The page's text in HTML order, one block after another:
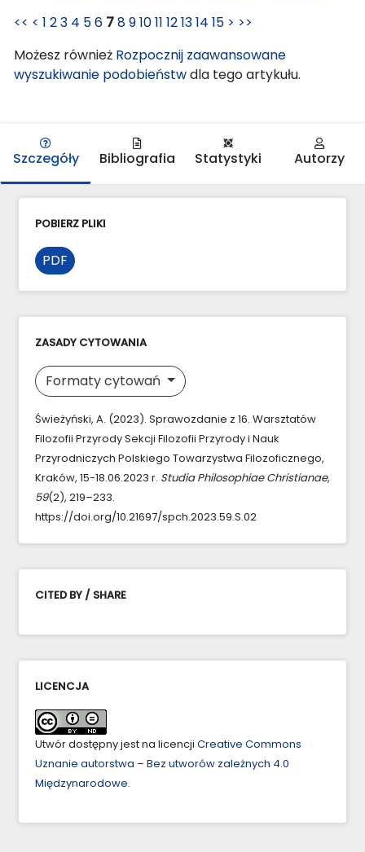
<< < 1 23 4 56 7891011 121314 15 > >>
Możesz również Rozpocznij zaawansowane
wyszukiwanie podobieństwdla tego artykułu.
Szczegóły Bibliografia Statystyki Autorzy
POBIERZ PLIKI
PDF
ZASADY CYTOWANIA
Formaty cytowań
Świeżyński, A. (2023). Sprawozdanie z 16. Warsztatów
Filozofii Przyrody Sekcji Filozofii Przyrody i Nauk
Przyrodniczych Polskiego Towarzystwa Filozoficznego,
Kraków, 15-18.06.2023 r. Studia Philosophiae Christianae,
59(2), 219–233.
https://doi.org/10.21697/spch.2023.59.S.02
CITED BY / SHARE
LICENCJA
Utwór dostępny jest na licencji Creative Commons
Uznanie autorstwa – Bez utworów zależnych 4.0
Międzynarodowe.